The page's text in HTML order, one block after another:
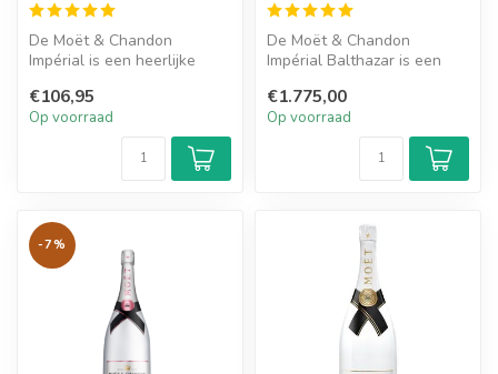
De Moët & Chandon
Impérial is een heerlijke
fijne droge s...
€106,95
Op voorraad
De Moët & Chandon
Impérial Balthazar is een
heeft een lev...
€1.775,00
Op voorraad
-7%